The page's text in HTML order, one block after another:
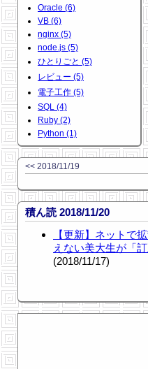
Oracle (6)
VB (6)
nginx (5)
node.js (5)
ひとりごと (5)
レビュー (5)
電子工作 (5)
SQL (4)
Ruby (2)
Python (1)
<< 2018/11/19
積ん読 2018/11/20
【更新】ネットで
えない美大生が「
(2018/11/17)